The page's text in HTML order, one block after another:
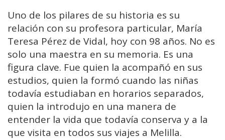
Uno de los pilares de su historia es su
relación con su profesora particular, María
Teresa Pérez de Vidal, hoy con 98 años. No es
solo una maestra en su memoria. Es una
figura clave. Fue quien la acompañó en sus
estudios, quien la formó cuando las niñas
todavía estudiaban en horarios separados,
quien la introdujo en una manera de
entender la vida que todavía conserva y a la
que visita en todos sus viajes a Melilla.